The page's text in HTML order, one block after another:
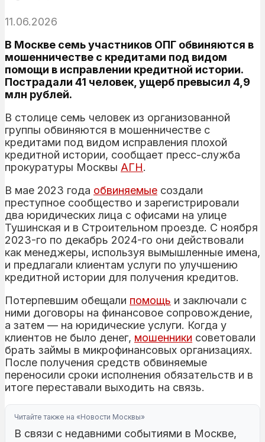
11.06.2026
В Москве семь участников ОПГ обвиняются в
мошенничестве с кредитами под видом
помощи в исправлении кредитной истории.
Пострадали 41 человек, ущерб превысил 4,9
млн рублей.
В столице семь человек из организованной
группы обвиняются в мошенничестве с
кредитами под видом исправления плохой
кредитной истории, сообщает пресс-служба
прокуратуры Москвы АГН.
В мае 2023 года обвиняемые создали
преступное сообщество и зарегистрировали
два юридических лица с офисами на улице
Тушинская и в Строительном проезде. С ноября
2023-го по декабрь 2024-го они действовали
как менеджеры, используя вымышленные имена,
и предлагали клиентам услуги по улучшению
кредитной истории для получения кредитов.
Потерпевшим обещали помощь и заключали с
ними договоры на финансовое сопровождение,
а затем — на юридические услуги. Когда у
клиентов не было денег, мошенники советовали
брать займы в микрофинансовых организациях.
После получения средств обвиняемые
переносили сроки исполнения обязательств и в
итоге переставали выходить на связь.
Читайте также на «Новости Москвы»
В связи с недавними событиями в Москве,